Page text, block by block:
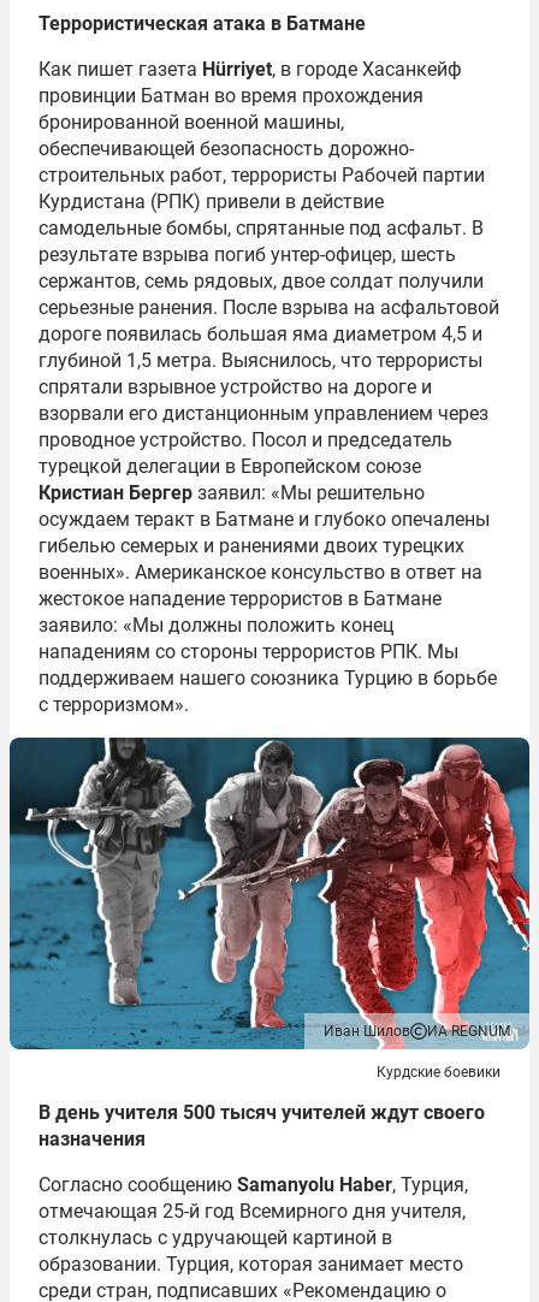
Террористическая атака в Батмане
Как пишет газета Hürriyet, в городе Хасанкейф
провинции Батман во время прохождения
бронированной военной машины,
обеспечивающей безопасность дорожно-
строительных работ, террористы Рабочей партии
Курдистана (РПК) привели в действие
самодельные бомбы, спрятанные под асфальт. В
результате взрыва погиб унтер-офицер, шесть
сержантов, семь рядовых, двое солдат получили
серьезные ранения. После взрыва на асфальтовой
дороге появилась большая яма диаметром 4,5 и
глубиной 1,5 метра. Выяснилось, что террористы
спрятали взрывное устройство на дороге и
взорвали его дистанционным управлением через
проводное устройство. Посол и председатель
турецкой делегации в Европейском союзе
Кристиан Бергер заявил: «Мы решительно
осуждаем теракт в Батмане и глубоко опечалены
гибелью семерых и ранениями двоих турецких
военных». Американское консульство в ответ на
жестокое нападение террористов в Батмане
заявило: «Мы должны положить конец
нападениям со стороны террористов РПК. Мы
поддерживаем нашего союзника Турцию в борьбе
с терроризмом».
Иван Шилов ИА REGNUM
Курдские боевики
В день учителя 500 тысяч учителей ждут своего
назначения
Согласно сообщению Samanyolu Haber, Турция,
отмечающая 25-й год Всемирного дня учителя,
столкнулась с удручающей картиной в
образовании. Турция, которая занимает место
среди стран, подписавших «Рекомендацию о